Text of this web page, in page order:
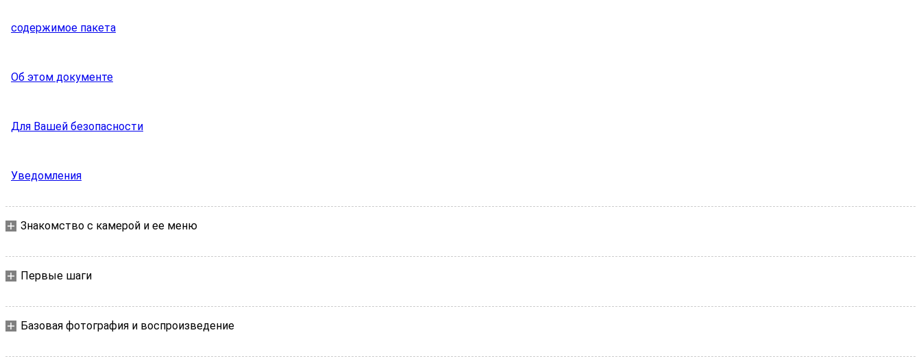
содержимое пакета
Об этом документе
Для Вашей безопасности
Уведомления
Знакомство с камерой и ее меню
Первые шаги
Базовая фотография и воспроизведение